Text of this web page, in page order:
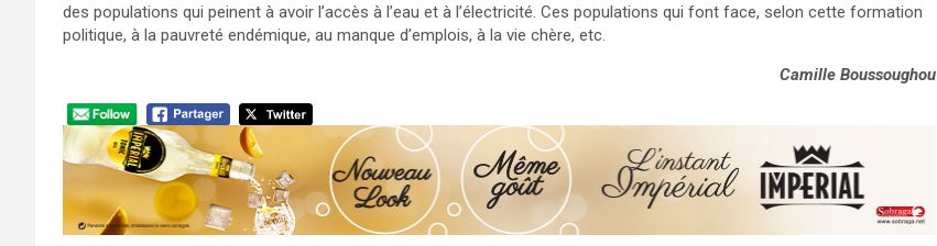
des populations qui peinent à avoir l’accès à l’eau et à l’électricité. Ces populations qui font face, selon cette formation
politique, à la pauvreté endémique, au manque d’emplois, à la vie chère, etc.
Camille Boussoughou